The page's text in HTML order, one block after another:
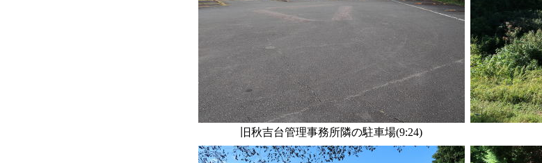
旧秋吉台管理事務所隣の駐車場(9:24)